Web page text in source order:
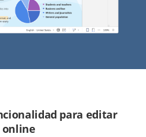
para editar
online